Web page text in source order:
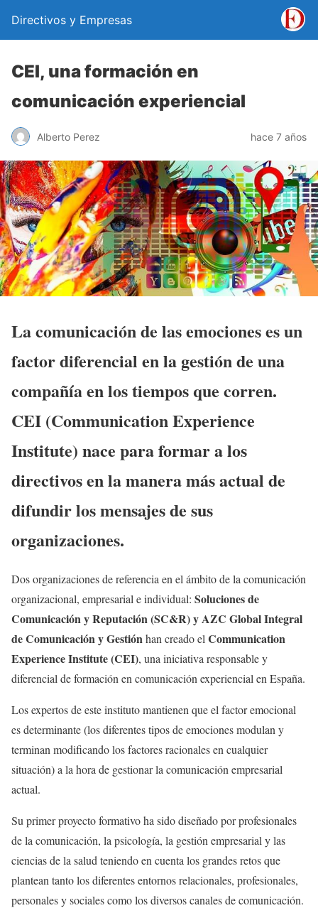
Directivos y Empresas
CEI, una formación en
comunicación experiencial
Alberto Perez hace 7 años
La comunicación de las emociones es un
factor diferencial en la gestión de una
compañía en los tiempos que corren.
CEI (Communication Experience
Institute) nace para formar a los
directivos en la manera más actual de
difundir los mensajes de sus
organizaciones.
Dos organizaciones de referencia en el ámbito de la comunicación
organizacional, empresarial e individual: Soluciones de
Comunicación y Reputación (SC&R) y AZC Global Integral
de Comunicación y Gestiónhan creado el Communication
Experience Institute (CEI), una iniciativa responsable y
diferencial de formación en comunicación experiencial en España.
Los expertos de este instituto mantienen que el factor emocional
es determinante (los diferentes tipos de emociones modulan y
terminan modificando los factores racionales en cualquier
situación) a la hora de gestionar la comunicación empresarial
actual.
Su primer proyecto formativo ha sido diseñado por profesionales
de la comunicación, la psicología, la gestión empresarial y las
ciencias de la salud teniendo en cuenta los grandes retos que
plantean tanto los diferentes entornos relacionales, profesionales,
personales y sociales como los diversos canales de comunicación.